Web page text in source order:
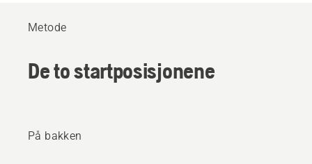
Metode
De to startposisjonene
På bakken